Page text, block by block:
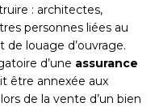
: architectes,
personnes liées au
de louage d’ouvrage.
d’une assurance
être annexée aux
de la vente d’un bien